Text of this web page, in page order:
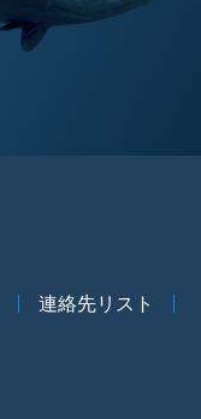
連絡先リスト